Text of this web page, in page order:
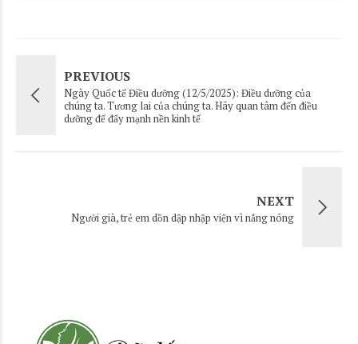
PREVIOUS
Ngày Quốc tế Điều dưỡng (12/5/2025): Điều dưỡng của
chúng ta. Tương lai của chúng ta. Hãy quan tâm đến điều
dưỡng để đẩy mạnh nền kinh tế
NEXT
Người già, trẻ em dồn dập nhập viện vì nắng nóng